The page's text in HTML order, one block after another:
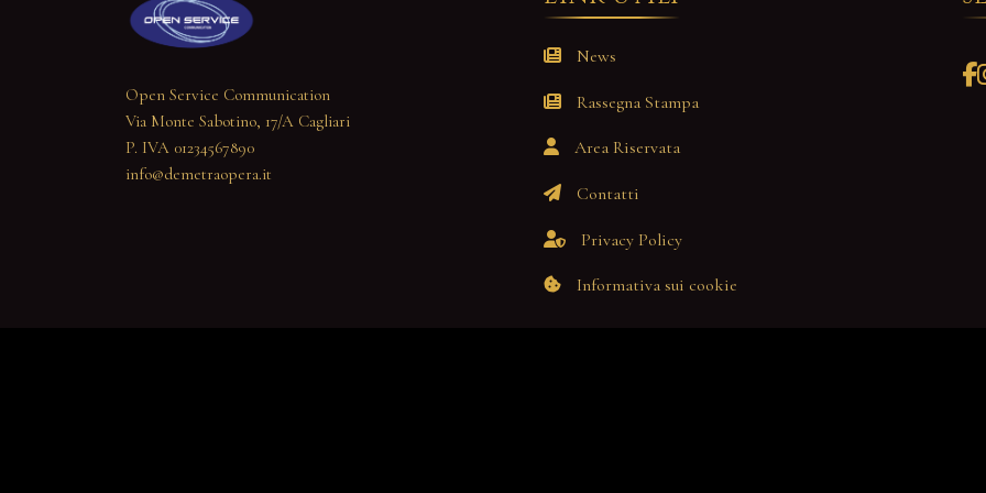
Open Service Communication
Via Monte Sabotino, 17/A Cagliari
P. IVA 01234567890
info@demetraopera.it
News
Rassegna Stampa
Area Riservata
Contatti
Privacy Policy
Informativa sui cookie